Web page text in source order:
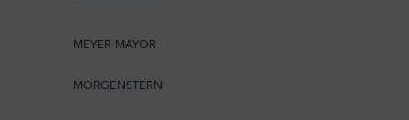
MEYER MAYOR
MORGENSTERN